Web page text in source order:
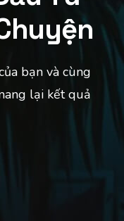
bạn và cùng
lại kết quả